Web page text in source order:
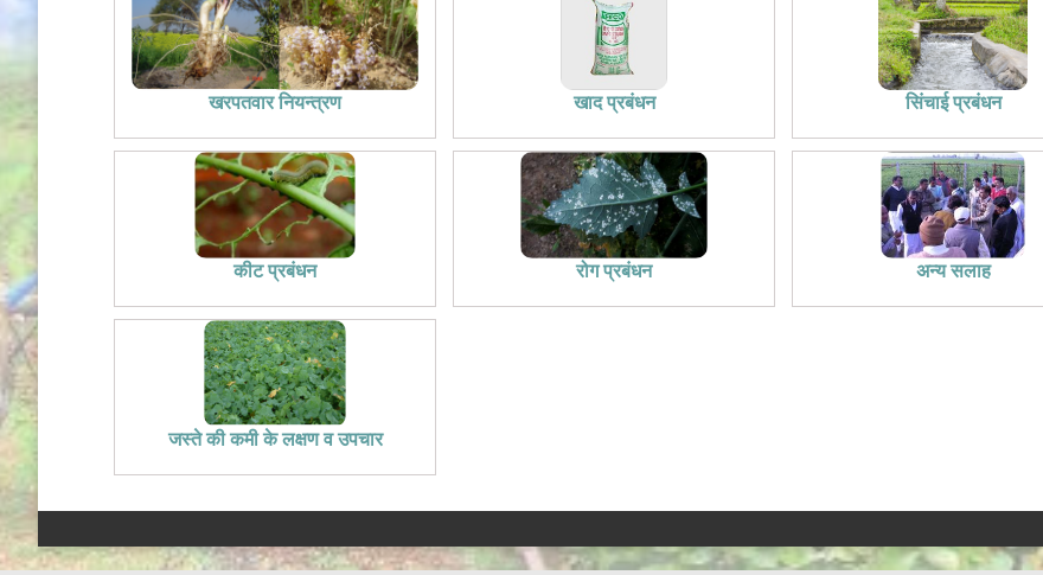
खरपतवार नियन्त्रण खाद प्रबंधन सिंचाई प्रबंधन
कीट प्रबंधन रोग प्रबंधन अन्य सलाह
जस्ते की कमी के लक्षण व उपचार